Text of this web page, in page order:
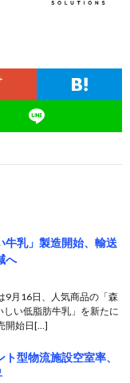
牛乳」製造開始、輸送
へ
9月16日、人気商品の「森
い低脂肪牛乳」を新たに
開始日[…]
型物流施設空室率、